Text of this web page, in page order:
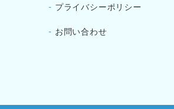
- プライバシーポリシー
- お問い合わせ